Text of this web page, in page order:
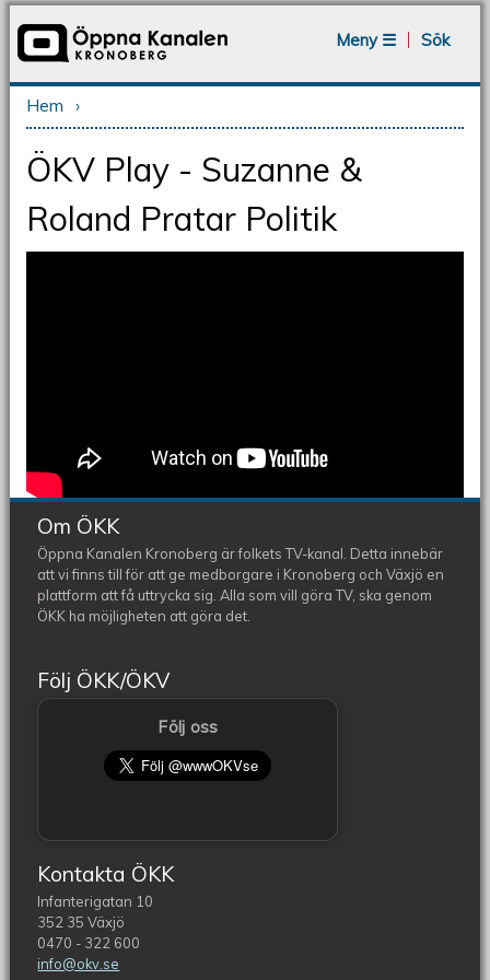
Meny ☰
Sök
Du är här
Hem ›
ÖKV Play - Suzanne &
Roland Pratar Politik
Om ÖKK
Öppna Kanalen Kronoberg är folkets TV-kanal. Detta innebär
att vi finns till för att ge medborgare i Kronoberg och Växjö en
plattform att få uttrycka sig. Alla som vill göra TV, ska genom
ÖKK ha möjligheten att göra det.
Följ ÖKK/ÖKV
Följ oss
Kontakta ÖKK
Infanterigatan 10
352 35 Växjö
0470 - 322 600
info@okv.se